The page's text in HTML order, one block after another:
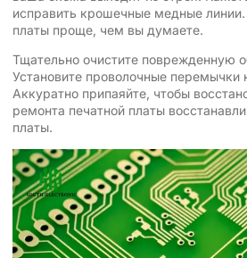
исправить крошечные медные
платы проще, чем вы думаете.
Тщательно очистите поврежденную
Установите проволочные перемычки
Аккуратно припаяйте, чтобы
ремонта печатной платы
платы.